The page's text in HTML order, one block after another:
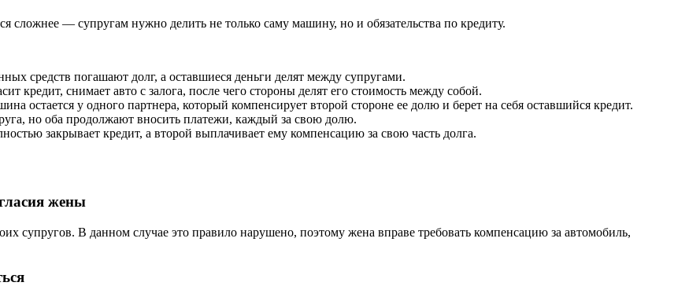
сложнее — супругам нужно делить не только саму машину, но и обязательства по кредиту.
средств погашают долг, а оставшиеся деньги делят между супругами.
кредит, снимает авто с залога, после чего стороны делят его стоимость между собой.
остается у одного партнера, который компенсирует второй стороне ее долю и берет на себя оставшийся кредит.
но оба продолжают вносить платежи, каждый за свою долю.
закрывает кредит, а второй выплачивает ему компенсацию за свою часть долга.
жены
супругов. В данном случае это правило нарушено, поэтому жена вправе требовать компенсацию за автомобиль,